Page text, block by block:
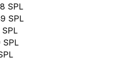
SPL
SPL
SPL
SPL